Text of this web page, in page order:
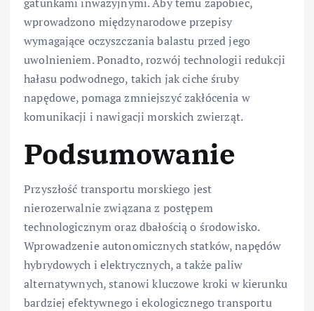
gatunkami inwazyjnymi. Aby temu zapobiec,
wprowadzono międzynarodowe przepisy
wymagające oczyszczania balastu przed jego
uwolnieniem. Ponadto, rozwój technologii redukcji
hałasu podwodnego, takich jak ciche śruby
napędowe, pomaga zmniejszyć zakłócenia w
komunikacji i nawigacji morskich zwierząt.
Podsumowanie
Przyszłość transportu morskiego jest
nierozerwalnie związana z postępem
technologicznym oraz dbałością o środowisko.
Wprowadzenie autonomicznych statków, napędów
hybrydowych i elektrycznych, a także paliw
alternatywnych, stanowi kluczowe kroki w kierunku
bardziej efektywnego i ekologicznego transportu